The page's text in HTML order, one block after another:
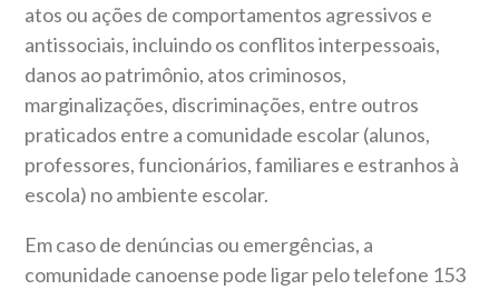
atos ou ações de comportamentos agressivos e
antissociais, incluindo os conflitos interpessoais,
danos ao patrimônio, atos criminosos,
marginalizações, discriminações, entre outros
praticados entre a comunidade escolar (alunos,
professores, funcionários, familiares e estranhos à
escola) no ambiente escolar.
Em caso de denúncias ou emergências, a
comunidade canoense pode ligar pelo telefone 153